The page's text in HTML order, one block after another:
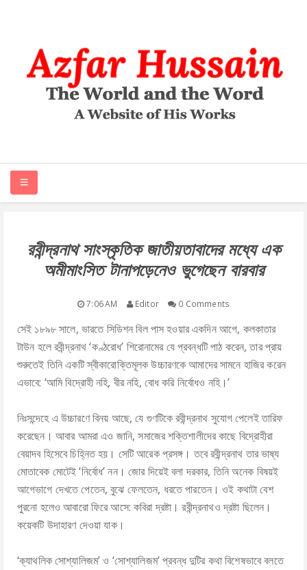
ABOUT
ARTICLES
POEMS/SHORT STORIES
TRANSLATIONS
LECTURES
FACEBOOK NOTES
রবীন্দ্রনাথ সাংস্কৃতিক জাতীয়তাবাদের মধ্যে এক
অমীমাংসিত টানাপড়েনেও ভুগেছেন বারবার
7:06 AM Editor 0 Comments
সেই ১৮৯৮ সালে, ভারতে সিডিশন বিল পাস হওয়ার একদিন আগে, কলকাতার
টাউন হলে রবীন্দ্রনাথ ‘কণ্ঠরোধ’ শিরোনামের যে প্রবন্ধটি পাঠ করেন, তার প্রায়
শুরুতেই তিনি একটি স্বীকারোক্তিমূলক উচ্চারণকে আমাদের সামনে হাজির করেন
এভাবে: ‘আমি বিদ্রোহী নহি, বীর নহি, বোধ করি নির্বোধও নহি।’
নিঃসন্দেহে এ উচ্চারণে বিনয় আছে, যে গুণটিকে রবীন্দ্রনাথ সুযোগ পেলেই তারিফ
করেছেন। আবার আমরা এও জানি, সমাজের শক্তিশালীদের কাছে বিদ্রোহীরা
বেয়াদব হিসেবে চিহ্নিত হয়। সেটি আরেক প্রসঙ্গ। তবে রবীন্দ্রনাথ তার ভাষ্য
মোতাবেক মোটেই ‘নির্বোধ’ নন। জোর দিয়েই বলা দরকার, তিনি অনেক বিষয়ই
আগেভাগে দেখতে পেতেন, বুঝে ফেলতেন, ধরতে পারতেন। ওই কথাটা বেশ
পুরনো হলেও আবারো ফিরে আসে: কবিরা দ্রষ্টা। রবীন্দ্রনাথও দ্রষ্টা ছিলেন।
কয়েকটি উদাহারণ দেওয়া যাক।
‘ক্যাথলিক সোশ্যালিজম’ ও ‘সোশ্যালিজম’ প্রবন্ধ দুটির কথা বিশেষভাবে বলতে